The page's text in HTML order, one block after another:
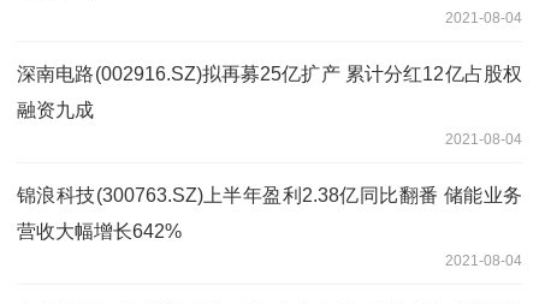
2021-08-04
深南电路(002916.SZ)拟再募25亿扩产 累计分红12亿占股权
融资九成
2021-08-04
锦浪科技(300763.SZ)上半年盈利2.38亿同比翻番 储能业务
营收大幅增长642%
2021-08-04